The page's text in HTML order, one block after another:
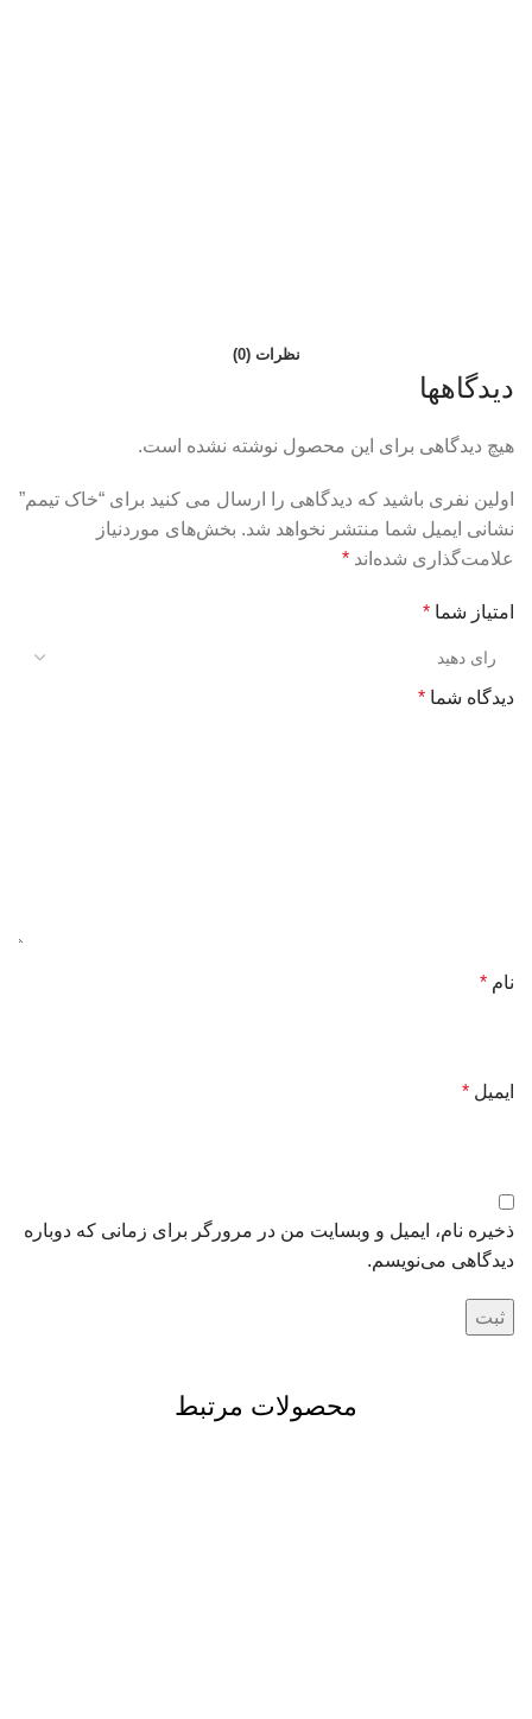
نظرات (0)
دیدگاهها
هیچ دیدگاهی برای این محصول نوشته نشده است.
اولین نفری باشید که دیدگاهی را ارسال می کنید برای “خاک تیمم”
نشانی ایمیل شما منتشر نخواهد شد. بخش‌های موردنیاز
علامت‌گذاری شده‌اند *
امتیاز شما *
دیدگاه شما *
نام *
ایمیل *
ذخیره نام، ایمیل و وبسایت من در مرورگر برای زمانی که دوباره
دیدگاهی می‌نویسم.
محصولات مرتبط